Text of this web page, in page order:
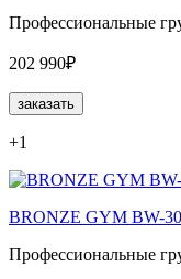
Профессиональные
202 990₽
заказать
+1
BRONZE GYM BW-
Профессиональные